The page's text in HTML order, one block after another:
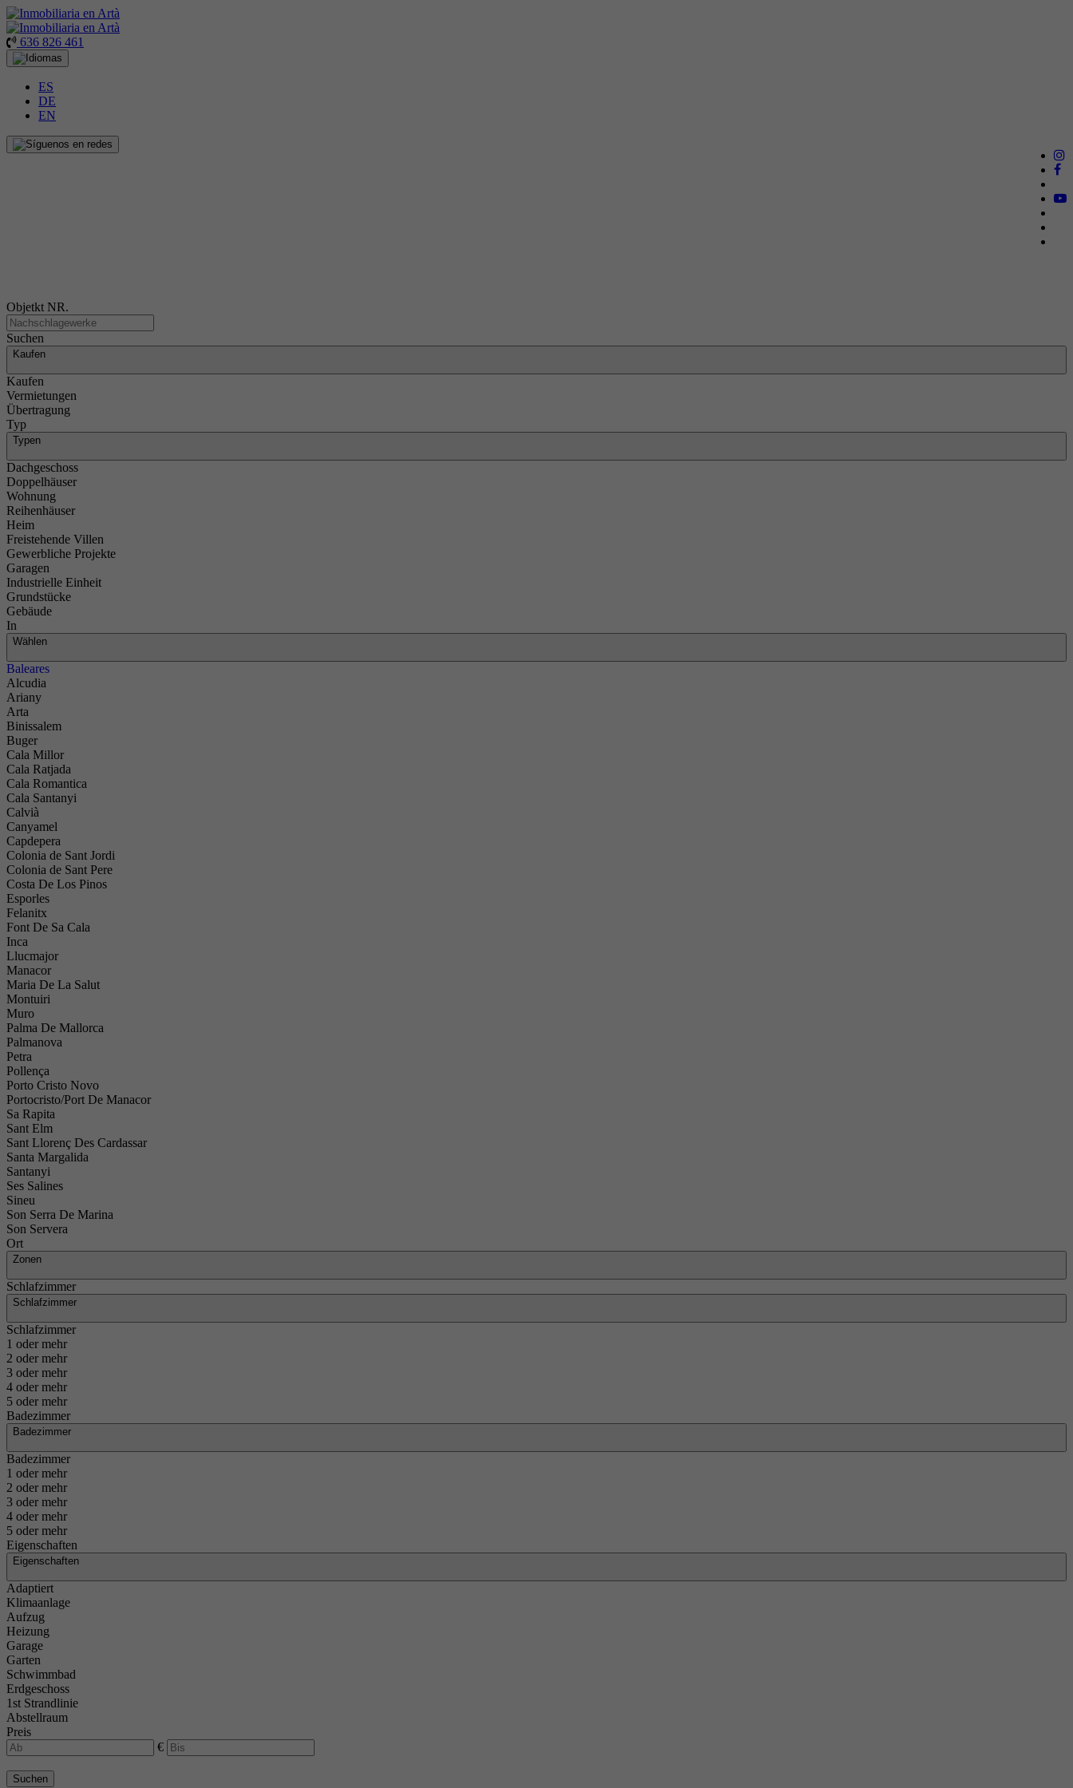
636 826 461
ES
DE
EN
Objetkt NR.
Suchen
Kaufen
Kaufen
Vermietungen
Übertragung
Typ
Typen
Dachgeschoss
Doppelhäuser
Wohnung
Reihenhäuser
Heim
Freistehende Villen
Gewerbliche Projekte
Garagen
Industrielle Einheit
Grundstücke
Gebäude
In
Wählen
Baleares
Alcudia
Ariany
Arta
Binissalem
Buger
Cala Millor
Cala Ratjada
Cala Romantica
Cala Santanyi
Calvià
Canyamel
Capdepera
Colonia de Sant Jordi
Colonia de Sant Pere
Costa De Los Pinos
Esporles
Felanitx
Font De Sa Cala
Inca
Llucmajor
Manacor
Maria De La Salut
Montuiri
Muro
Palma De Mallorca
Palmanova
Petra
Pollença
Porto Cristo Novo
Portocristo/Port De Manacor
Sa Rapita
Sant Elm
Sant Llorenç Des Cardassar
Santa Margalida
Santanyi
Ses Salines
Sineu
Son Serra De Marina
Son Servera
Ort
Zonen
Schlafzimmer
Schlafzimmer
Schlafzimmer
1 oder mehr
2 oder mehr
3 oder mehr
4 oder mehr
5 oder mehr
Badezimmer
Badezimmer
Badezimmer
1 oder mehr
2 oder mehr
3 oder mehr
4 oder mehr
5 oder mehr
Eigenschaften
Eigenschaften
Adaptiert
Klimaanlage
Aufzug
Heizung
Garage
Garten
Schwimmbad
Erdgeschoss
1st Strandlinie
Abstellraum
Preis
€
Suchen